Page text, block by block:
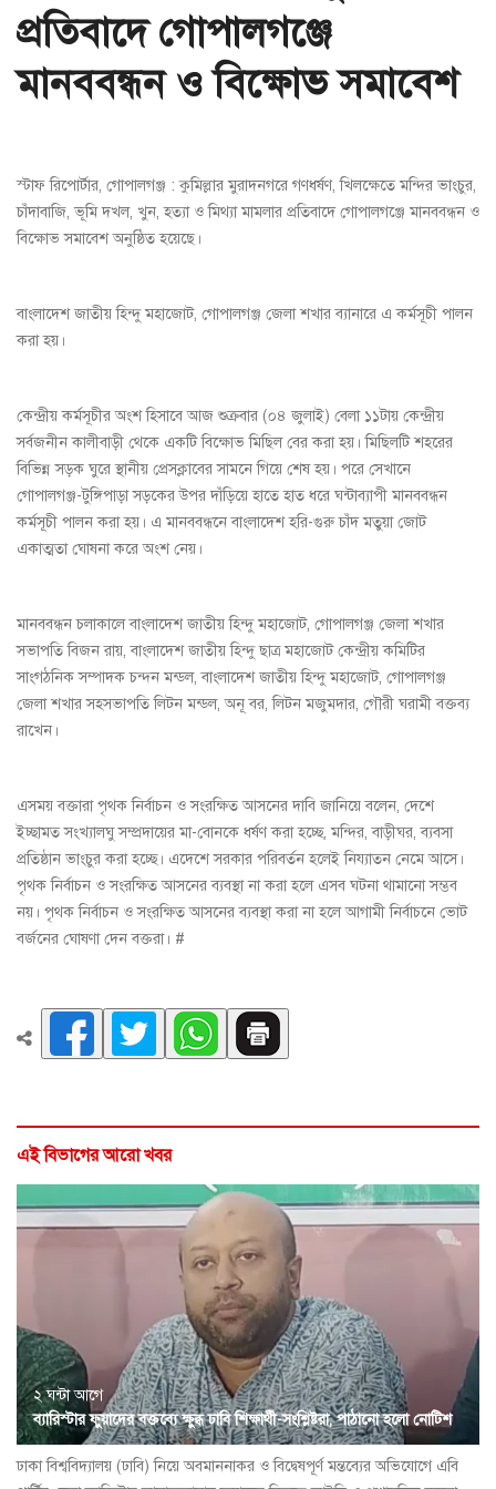
প্রতিবাদে গোপালগঞ্জে
মানববন্ধন ও বিক্ষোভ সমাবেশ
স্টাফ রিপোর্টার, গোপালগঞ্জ : কুমিল্লার মুরাদনগরে গণধর্ষণ, খিলক্ষেতে মন্দির ভাংচুর,
চাঁদাবাজি, ভূমি দখল, খুন, হত্যা ও মিথ্যা মামলার প্রতিবাদে গোপালগঞ্জে মানববন্ধন ও
বিক্ষোভ সমাবেশ অনুষ্ঠিত হয়েছে।
বাংলাদেশ জাতীয় হিন্দু মহাজোট, গোপালগঞ্জ জেলা শখার ব্যানারে এ কর্মসূচী পালন
করা হয়।
কেন্দ্রীয় কর্মসূচীর অংশ হিসাবে আজ শুক্রবার (০৪ জুলাই) বেলা ১১টায় কেন্দ্রীয়
সর্বজনীন কালীবাড়ী থেকে একটি বিক্ষোভ মিছিল বের করা হয়। মিছিলটি শহরের
বিভিন্ন সড়ক ঘুরে স্থানীয় প্রেসক্লাবের সামনে গিয়ে শেষ হয়। পরে সেখানে
গোপালগঞ্জ-টুঙ্গিপাড়া সড়কের উপর দাঁড়িয়ে হাতে হাত ধরে ঘন্টাব্যাপী মানববন্ধন
কর্মসূচী পালন করা হয়। এ মানববন্ধনে বাংলাদেশ হরি-গুরু চাঁদ মতুয়া জোট
একাত্মতা ঘোষনা করে অংশ নেয়।
মানববন্ধন চলাকালে বাংলাদেশ জাতীয় হিন্দু মহাজোট, গোপালগঞ্জ জেলা শখার
সভাপতি বিজন রায়, বাংলাদেশ জাতীয় হিন্দু ছাত্র মহাজোট কেন্দ্রীয় কমিটির
সাংগঠনিক সম্পাদক চন্দন মন্ডল, বাংলাদেশ জাতীয় হিন্দু মহাজোট, গোপালগঞ্জ
জেলা শখার সহসভাপতি লিটন মন্ডল, অনূ বর, লিটন মজুমদার, গৌরী ঘরামী বক্তব্য
রাখেন।
এসময় বক্তারা পৃথক নির্বাচন ও সংরক্ষিত আসনের দাবি জানিয়ে বলেন, দেশে
ইচ্ছামত সংখ্যালঘু সম্প্রদায়ের মা-বোনকে ধর্ষণ করা হচ্ছে, মন্দির, বাড়ীঘর, ব্যবসা
প্রতিষ্ঠান ভাংচুর করা হচ্ছে। এদেশে সরকার পরিবর্তন হলেই নিয্যাতন নেমে আসে।
পৃথক নির্বাচন ও সংরক্ষিত আসনের ব্যবস্থা না করা হলে এসব ঘটনা থামানো সম্ভব
নয়। পৃথক নির্বাচন ও সংরক্ষিত আসনের ব্যবস্থা করা না হলে আগামী নির্বাচনে ভোট
বর্জনের ঘোষণা দেন বক্তরা। #
এই বিভাগের আরো খবর
২ ঘন্টা আগে
ব্যারিস্টার ফুয়াদের বক্তব্যে ক্ষুব্ধ ঢাবি শিক্ষার্থী-সংশ্লিষ্টরা, পাঠানো হলো নোটিশ
ঢাকা বিশ্ববিদ্যালয় (ঢাবি) নিয়ে অবমাননাকর ও বিদ্বেষপূর্ণ মন্তব্যের অভিযোগে এবি